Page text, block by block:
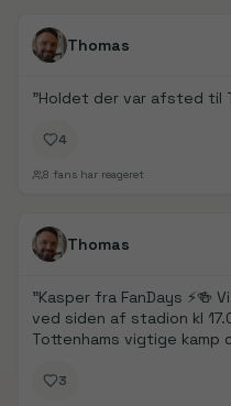
FanDays bidrag
Thomas
"Holdet der var afsted til
4
8 fans har reageret
FanDays bidrag
Thomas
"Kasper fra FanDays ⚡️🍻
ved siden af stadion kl
Tottenhams vigtige kamp overvelse mod Leeds. Vel
3